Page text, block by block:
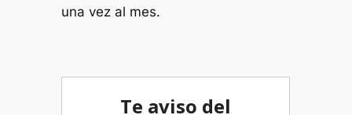
una vez al mes.